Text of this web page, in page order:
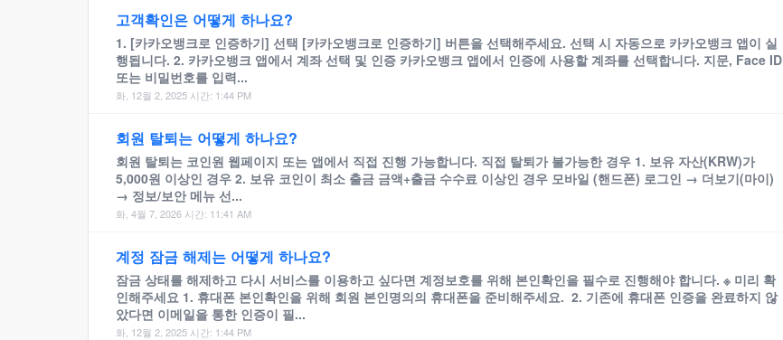
고객확인은 어떻게 하나요?
1. [카카오뱅크로 인증하기] 선택 [카카오뱅크로 인증하기] 버튼을 선택해주세요. 선택 시 자동으로 카카오뱅크 앱이 실
행됩니다. 2. 카카오뱅크 앱에서 계좌 선택 및 인증 카카오뱅크 앱에서 인증에 사용할 계좌를 선택합니다. 지문, Face ID
또는 비밀번호를 입력...
화, 12월 2, 2025 시간: 1:44 PM
회원 탈퇴는 어떻게 하나요?
회원 탈퇴는 코인원 웹페이지 또는 앱에서 직접 진행 가능합니다. 직접 탈퇴가 불가능한 경우 1. 보유 자산(KRW)가
5,000원 이상인 경우 2. 보유 코인이 최소 출금 금액+출금 수수료 이상인 경우 모바일 (핸드폰) 로그인 → 더보기(마이)
→ 정보/보안 메뉴 선...
화, 4월 7, 2026 시간: 11:41 AM
계정 잠금 해제는 어떻게 하나요?
잠금 상태를 해제하고 다시 서비스를 이용하고 싶다면 계정보호를 위해 본인확인을 필수로 진행해야 합니다. ※ 미리 확
인해주세요 1. 휴대폰 본인확인을 위해 회원 본인명의의 휴대폰을 준비해주세요. 2. 기존에 휴대폰 인증을 완료하지 않
았다면 이메일을 통한 인증이 필...
화, 12월 2, 2025 시간: 1:44 PM